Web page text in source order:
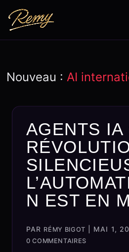
Nouveau :AI
AGENTS IA
N EST EN
PAR RÉMY BIGOT MAI 1,
0 COMMENTAIRES